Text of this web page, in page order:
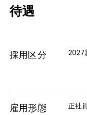
待遇
採用区分 2027
雇用形態 正社員